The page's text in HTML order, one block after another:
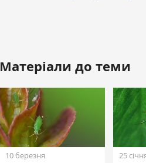
Матеріали до теми
10 березня 25